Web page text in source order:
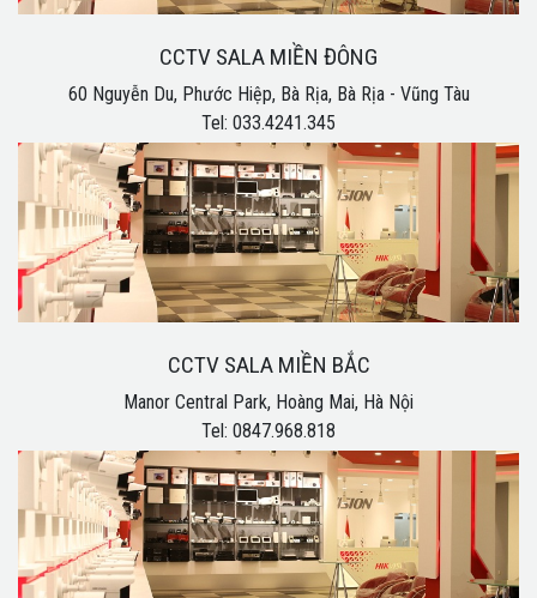
CCTV SALA MIỀN ĐÔNG
60 Nguyễn Du, Phước Hiệp, Bà Rịa, Bà Rịa - Vũng Tàu
Tel: 033.4241.345
CCTV SALA MIỀN BẮC
Manor Central Park, Hoàng Mai, Hà Nội
Tel: 0847.968.818